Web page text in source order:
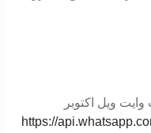
وايت ويل اكتوبر
https://